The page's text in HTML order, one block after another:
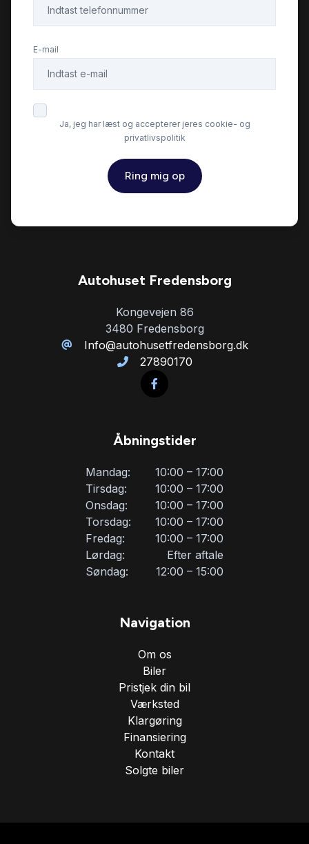
El-ruder x4
Fuld LED forlygter
Højdejusterbare forsæder
LED kørelys
Nøglefri betjening
Parkeringssensor bagved
Parkeringssensor foran
E-mail
Ja, jeg har læst og accepterer jeres cookie- og
privatlivspolitik
Ring mig op
Autohuset Fredensborg
Kongevejen 86
3480 Fredensborg
Info@autohusetfredensborg.dk
27890170
Åbningstider
Mandag:
10:00 – 17:00
Tirsdag:
10:00 – 17:00
Onsdag:
10:00 – 17:00
Torsdag:
10:00 – 17:00
Fredag:
10:00 – 17:00
Lørdag:
Efter aftale
Søndag:
12:00 – 15:00
Navigation
Om os
Biler
Pristjek din bil
Værksted
Klargøring
Finansiering
Kontakt
Solgte biler